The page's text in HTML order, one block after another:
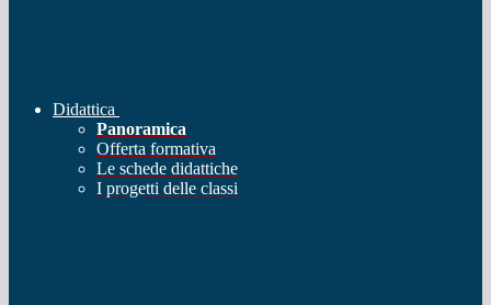
Didattica
Panoramica
Offerta formativa
Le schede didattiche
I progetti delle classi